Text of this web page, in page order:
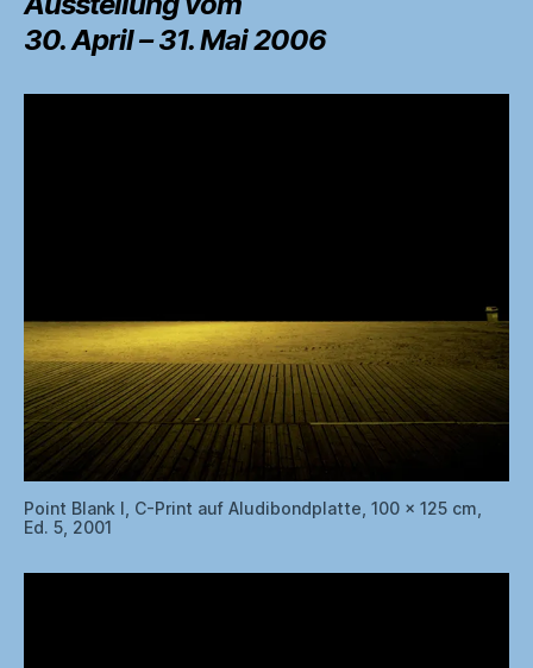
o
o
k
30. April – 31. Mai 2006
Point Blank I, C-Print auf Aludibondplatte, 100 x 125 cm,
Ed. 5, 2001